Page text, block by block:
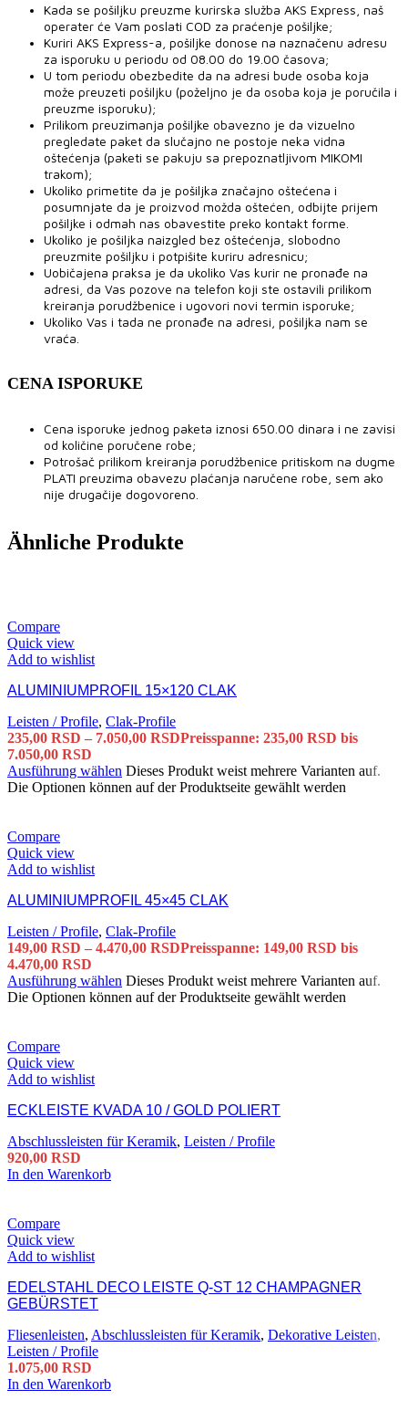
Kada se pošiljku preuzme kurirska služba AKS Express, naš
operater će Vam poslati COD za praćenje pošiljke;
Kuriri AKS Express-a, pošiljke donose na naznačenu adresu
za isporuku u periodu od 08.00 do 19.00 časova;
U tom periodu obezbedite da na adresi bude osoba koja
može preuzeti pošiljku (poželjno je da osoba koja je poručila i
preuzme isporuku);
Prilikom preuzimanja pošiljke obavezno je da vizuelno
pregledate paket da slučajno ne postoje neka vidna
oštećenja (paketi se pakuju sa prepoznatljivom MIKOMI
trakom);
Ukoliko primetite da je pošiljka značajno oštećena i
posumnjate da je proizvod možda oštećen, odbijte prijem
pošiljke i odmah nas obavestite preko kontakt forme.
Ukoliko je pošiljka naizgled bez oštećenja, slobodno
preuzmite pošiljku i potpišite kuriru adresnicu;
Uobičajena praksa je da ukoliko Vas kurir ne pronađe na
adresi, da Vas pozove na telefon koji ste ostavili prilikom
kreiranja porudžbenice i ugovori novi termin isporuke;
Ukoliko Vas i tada ne pronađe na adresi, pošiljka nam se
vraća.
CENA ISPORUKE
Cena isporuke jednog paketa iznosi 650.00 dinara i ne zavisi
od količine poručene robe;
Potrošač prilikom kreiranja porudžbenice pritiskom na dugme
PLATI preuzima obavezu plaćanja naručene robe, sem ako
nije drugačije dogovoreno.
Ähnliche Produkte
Compare
Quick view
Add to wishlist
ALUMINIUMPROFIL 15×120 CLAK
Leisten / Profile, Clak-Profile
235,00 RSD – 7.050,00 RSDPreisspanne: 235,00 RSD bis
7.050,00 RSD
Ausführung wählen Dieses Produkt weist mehrere Varianten auf.
Die Optionen können auf der Produktseite gewählt werden
Compare
Quick view
Add to wishlist
ALUMINIUMPROFIL 45×45 CLAK
Leisten / Profile, Clak-Profile
149,00 RSD – 4.470,00 RSDPreisspanne: 149,00 RSD bis
4.470,00 RSD
Ausführung wählen Dieses Produkt weist mehrere Varianten auf.
Die Optionen können auf der Produktseite gewählt werden
Compare
Quick view
Add to wishlist
ECKLEISTE KVADA 10 / GOLD POLIERT
Abschlussleisten für Keramik, Leisten / Profile
920,00 RSD
In den Warenkorb
Compare
Quick view
Add to wishlist
EDELSTAHL DECO LEISTE Q-ST 12 CHAMPAGNER
GEBÜRSTET
Fliesenleisten, Abschlussleisten für Keramik, Dekorative Leisten,
Leisten / Profile
1.075,00 RSD
In den Warenkorb